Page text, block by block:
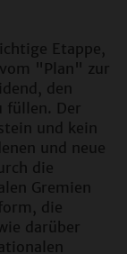
Etappe,
"Plan" zur
den
füllen. Der
und kein
und neue
die
Gremien
die
darüber